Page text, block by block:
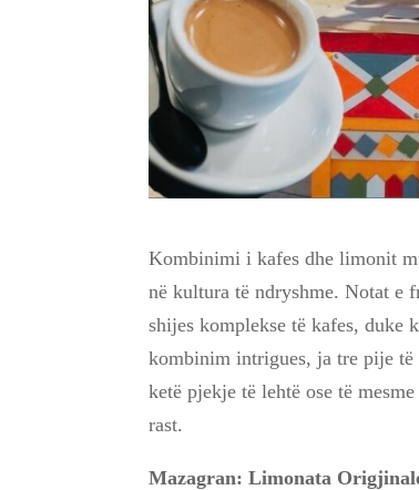
Kombinimi i kafes dhe limonit
në kultura të ndryshme. Notat e
shijes komplekse të kafes, duke
kombinim intrigues, ja tre pije të
ketë pjekje të lehtë ose të
rast.
Mazagran: Limonata